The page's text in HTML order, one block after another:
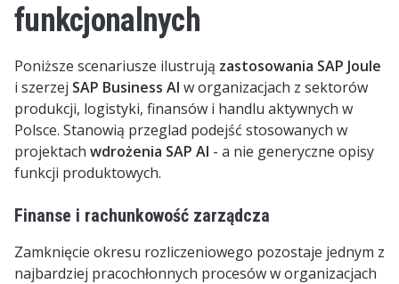
funkcjonalnych
Poniższe scenariusze ilustrują zastosowania SAP Joule
i szerzej SAP Business AI w organizacjach z sektorów
produkcji, logistyki, finansów i handlu aktywnych w
Polsce. Stanowią przeglad podejść stosowanych w
projektach wdrożenia SAP AI - a nie generyczne opisy
funkcji produktowych.
Finanse i rachunkowość zarządcza
Zamknięcie okresu rozliczeniowego pozostaje jednym z
najbardziej pracochłonnych procesów w organizacjach